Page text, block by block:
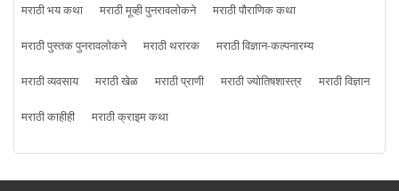
मराठी भय कथा
मराठी मूव्ही पुनरावलोकने
मराठी पौराणिक कथा
मराठी पुस्तक पुनरावलोकने
मराठी थरारक
मराठी विज्ञान-कल्पनारम्य
मराठी व्यवसाय
मराठी खेळ मराठी प्राणी मराठी ज्योतिषशास्त्र
मराठी विज्ञान
मराठी काहीही
मराठी क्राइम कथा